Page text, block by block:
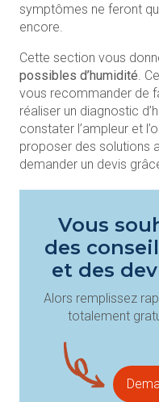
symptômes ne feront
encore.
Cette section vous
possibles d’humidité .
vous recommander de
réaliser un diagnostic
constater l’ampleur et
proposer des solutions
demander un devis
Vous
des
et des
Alors remplissez
totalement